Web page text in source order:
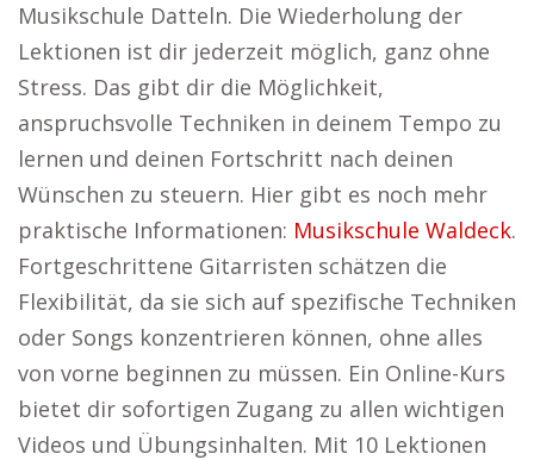
Musikschule Datteln. Die Wiederholung der
Lektionen ist dir jederzeit möglich, ganz ohne
Stress. Das gibt dir die Möglichkeit,
anspruchsvolle Techniken in deinem Tempo zu
lernen und deinen Fortschritt nach deinen
Wünschen zu steuern. Hier gibt es noch mehr
praktische Informationen: Musikschule Waldeck.
Fortgeschrittene Gitarristen schätzen die
Flexibilität, da sie sich auf spezifische Techniken
oder Songs konzentrieren können, ohne alles
von vorne beginnen zu müssen. Ein Online-Kurs
bietet dir sofortigen Zugang zu allen wichtigen
Videos und Übungsinhalten. Mit 10 Lektionen